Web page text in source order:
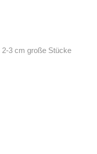
2-3 cm große Stücke